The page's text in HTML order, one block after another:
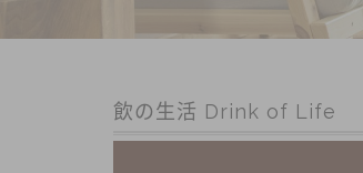
飲の生活 Drink of Life